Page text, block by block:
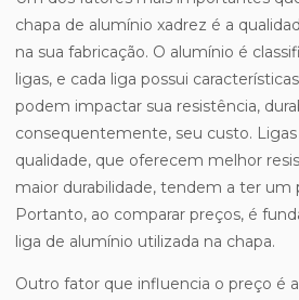
chapa de alumínio xadrez é a
na sua fabricação. O alumínio é
ligas, e cada liga possui
podem impactar sua resistência,
consequentemente, seu custo.
qualidade, que oferecem melhor
maior durabilidade, tendem a ter um
Portanto, ao comparar preços, é
liga de alumínio utilizada na chapa.
Outro fator que influencia o preço é